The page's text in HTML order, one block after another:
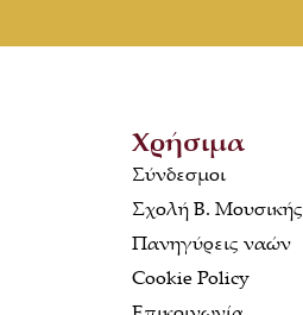
Χρήσιμα
Σύνδεσμοι
Σχολή Β. Μουσικής
Πανηγύρεις ναών
Cookie Policy